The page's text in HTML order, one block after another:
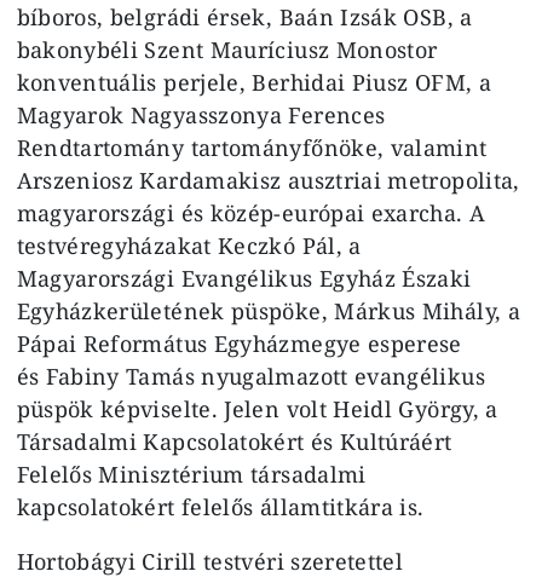
bíboros, belgrádi érsek, Baán Izsák OSB, a
bakonybéli Szent Mauríciusz Monostor
konventuális perjele, Berhidai Piusz OFM, a
Magyarok Nagyasszonya Ferences
Rendtartomány tartományfőnöke, valamint
Arszeniosz Kardamakisz ausztriai metropolita,
magyarországi és közép-európai exarcha. A
testvéregyházakat Keczkó Pál, a
Magyarországi Evangélikus Egyház Északi
Egyházkerületének püspöke, Márkus Mihály, a
Pápai Református Egyházmegye esperese
és Fabiny Tamás nyugalmazott evangélikus
püspök képviselte. Jelen volt Heidl György, a
Társadalmi Kapcsolatokért és Kultúráért
Felelős Minisztérium társadalmi
kapcsolatokért felelős államtitkára is.
Hortobágyi Cirill testvéri szeretettel